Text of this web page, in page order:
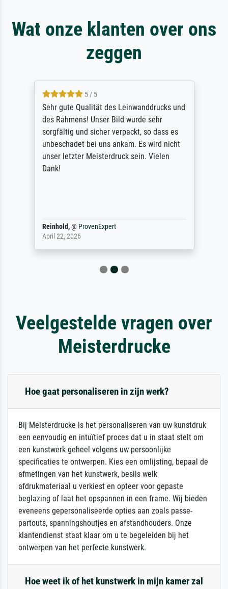
Wat onze klanten over ons
zeggen
5 / 5
Sehr gute Qualität des Leinwanddrucks und
des Rahmens! Unser Bild wurde sehr
sorgfältig und sicher verpackt, so dass es
unbeschadet bei uns ankam. Es wird nicht
unser letzter Meisterdruck sein. Vielen
Dank!
Reinhold,@ ProvenExpert
April 22, 2026
Veelgestelde vragen over
Meisterdrucke
Hoe gaat personaliseren in zijn werk?
Bij Meisterdrucke is het personaliseren van uw kunstdruk
een eenvoudig en intuïtief proces dat u in staat stelt om
een kunstwerk geheel volgens uw persoonlijke
specificaties te ontwerpen. Kies een omlijsting, bepaal de
afmetingen van het kunstwerk, beslis welk
afdrukmateriaal u verkiest en opteer voor gepaste
beglazing of laat het opspannen in een frame. Wij bieden
eveneens gepersonaliseerde opties aan zoals passe-
partouts, spanningshoutjes en afstandhouders. Onze
klantendienst staat klaar om u te begeleiden bij het
ontwerpen van het perfecte kunstwerk.
Hoe weet ik of het kunstwerk in mijn kamer zal